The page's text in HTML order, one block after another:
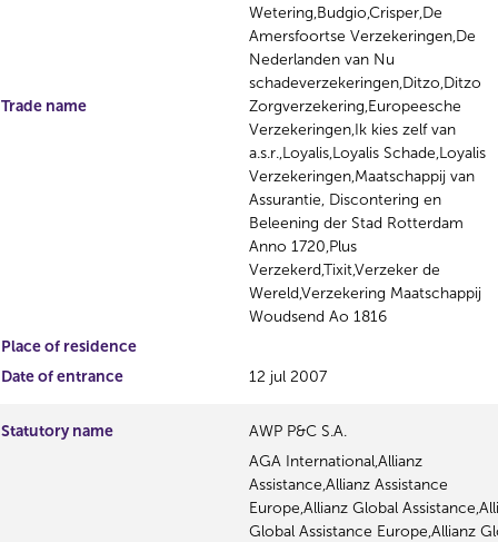
Trade name
Wetering,Budgio,Crisper,De
Amersfoortse Verzekeringen,De
Nederlanden van Nu
schadeverzekeringen,Ditzo,Ditzo
Zorgverzekering,Europeesche
Verzekeringen,Ik kies zelf van
a.s.r.,Loyalis,Loyalis Schade,Loyalis
Verzekeringen,Maatschappij van
Assurantie, Discontering en
Beleening der Stad Rotterdam
Anno 1720,Plus
Verzekerd,Tixit,Verzeker de
Wereld,Verzekering Maatschappij
Woudsend Ao 1816
Place of residence
Date of entrance
12 jul 2007
Statutory name AWP P&C S.A.
AGA International,Allianz
Assistance,Allianz Assistance
Europe,Allianz Global
Global Assistance Europe,Allianz